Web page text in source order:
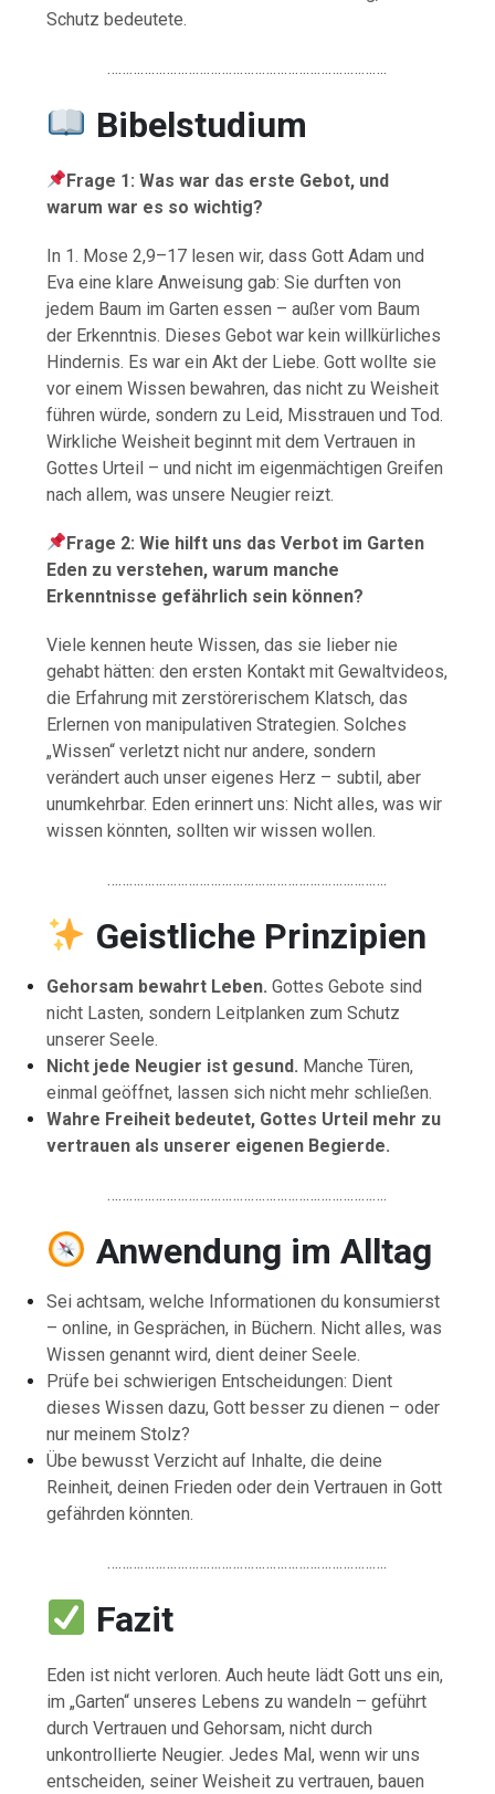
Schutz bedeutete.
………………………………………………………………….
Bibelstudium
Frage 1: Was war das erste Gebot, und
warum war es so wichtig?
In 1. Mose 2,9–17 lesen wir, dass Gott Adam und
Eva eine klare Anweisung gab: Sie durften von
jedem Baum im Garten essen – außer vom Baum
der Erkenntnis. Dieses Gebot war kein willkürliches
Hindernis. Es war ein Akt der Liebe. Gott wollte sie
vor einem Wissen bewahren, das nicht zu Weisheit
führen würde, sondern zu Leid, Misstrauen und Tod.
Wirkliche Weisheit beginnt mit dem Vertrauen in
Gottes Urteil – und nicht im eigenmächtigen Greifen
nach allem, was unsere Neugier reizt.
Frage 2: Wie hilft uns das Verbot im Garten
Eden zu verstehen, warum manche
Erkenntnisse gefährlich sein können?
Viele kennen heute Wissen, das sie lieber nie
gehabt hätten: den ersten Kontakt mit Gewaltvideos,
die Erfahrung mit zerstörerischem Klatsch, das
Erlernen von manipulativen Strategien. Solches
„Wissen“ verletzt nicht nur andere, sondern
verändert auch unser eigenes Herz – subtil, aber
unumkehrbar. Eden erinnert uns: Nicht alles, was wir
wissen könnten, sollten wir wissen wollen.
………………………………………………………………….
Geistliche Prinzipien
Gehorsam bewahrt Leben. Gottes Gebote sind
nicht Lasten, sondern Leitplanken zum Schutz
unserer Seele.
Nicht jede Neugier ist gesund. Manche Türen,
einmal geöffnet, lassen sich nicht mehr schließen.
Wahre Freiheit bedeutet, Gottes Urteil mehr zu
vertrauen als unserer eigenen Begierde.
………………………………………………………………….
Anwendung im Alltag
Sei achtsam, welche Informationen du konsumierst
– online, in Gesprächen, in Büchern. Nicht alles, was
Wissen genannt wird, dient deiner Seele.
Prüfe bei schwierigen Entscheidungen: Dient
dieses Wissen dazu, Gott besser zu dienen – oder
nur meinem Stolz?
Übe bewusst Verzicht auf Inhalte, die deine
Reinheit, deinen Frieden oder dein Vertrauen in Gott
gefährden könnten.
………………………………………………………………….
Fazit
Eden ist nicht verloren. Auch heute lädt Gott uns ein,
im „Garten“ unseres Lebens zu wandeln – geführt
durch Vertrauen und Gehorsam, nicht durch
unkontrollierte Neugier. Jedes Mal, wenn wir uns
entscheiden, seiner Weisheit zu vertrauen, bauen